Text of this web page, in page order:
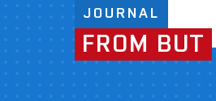
JOURNAL
FROM BUT